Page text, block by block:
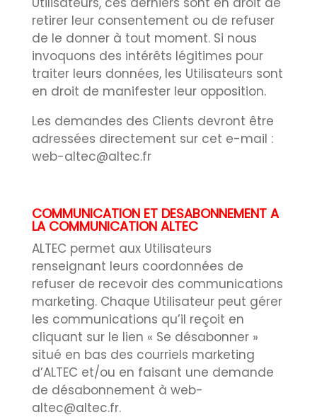
retirer leur consentement ou de refuser
de le donner à tout moment. Si nous
invoquons des intérêts légitimes pour
traiter leurs données, les Utilisateurs sont
en droit de manifester leur opposition.
Les demandes des Clients devront être
adressées directement sur cet e-mail :
web-altec@altec.fr
COMMUNICATION ET DESABONNEMENT A
LA COMMUNICATION ALTEC
ALTEC permet aux Utilisateurs
renseignant leurs coordonnées de
refuser de recevoir des communications
marketing. Chaque Utilisateur peut gérer
les communications qu’il reçoit en
cliquant sur le lien « Se désabonner »
situé en bas des courriels marketing
d’ALTEC et/ou en faisant une demande
de désabonnement à web-
altec@altec.fr.